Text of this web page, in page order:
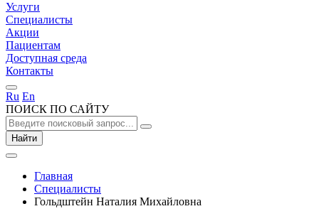
Услуги
Специалисты
Акции
Пациентам
Доступная среда
Контакты
Ru En
ПОИСК ПО САЙТУ
Найти
Главная
Специалисты
Гольдштейн Наталия Михайловна